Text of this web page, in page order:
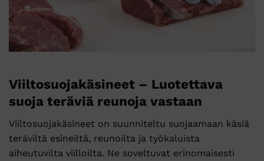
Viiltosuojakäsineet – Luotettava
suoja teräviä reunoja vastaan
Viiltosuojakäsineet on suunniteltu suojaamaan käsiä
teräviltä esineiltä, reunoilta ja työkaluista
aiheutuvilta viilloilta. Ne soveltuvat erinomaisesti